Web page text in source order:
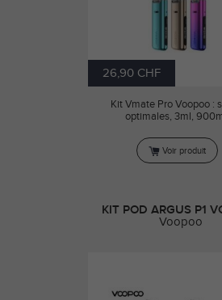
26,90 CHF
Kit Vmate Pro Voopoo :
optimales, 3ml,
Voir produit
KIT POD ARGUS P1
Voopoo